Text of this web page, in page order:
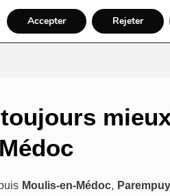
De Voitures Bâtiment,
Moulis-en-Médoc,
Accepter Rejeter